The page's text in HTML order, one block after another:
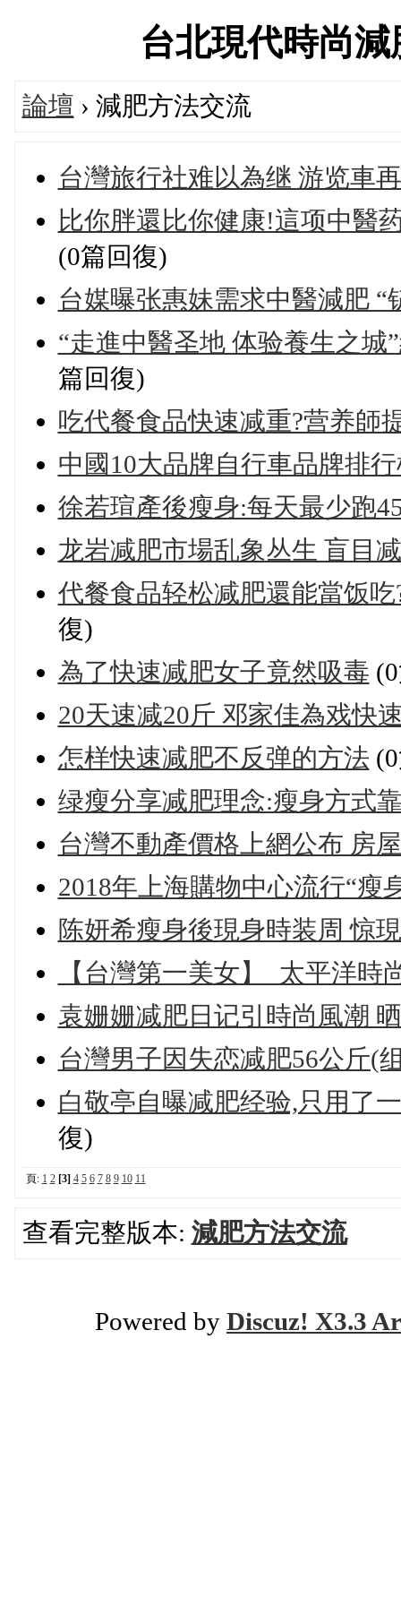
台北現代時尚
論壇 › 減肥方法交流
台灣旅行社难以為继 游览車
比你胖還比你健康!這项中醫
(0篇回復)
台媒曝张惠妹需求中醫減肥 “
“走進中醫圣地 体验養生之
篇回復)
吃代餐食品快速减重?营养師
中國10大品牌自行車品牌排
徐若瑄產後瘦身:每天最少跑
龙岩减肥市場乱象丛生 盲目
代餐食品轻松减肥還能當饭
復)
為了快速减肥女子竟然吸毒
20天速减20斤 邓家佳為戏快
怎样快速减肥不反弹的方法
绿瘦分享减肥理念:瘦身方式
台灣不動產價格上網公布 房
2018年上海購物中心流行“瘦
陈妍希瘦身後現身時装周 惊
【台灣第一美女】_太平洋時
袁姗姗减肥日记引時尚風潮
台灣男子因失恋减肥56公斤(
白敬亭自曝减肥经验,只用了
復)
頁: 1 2 [3] 4 5 6 7 8 9 10 11
查看完整版本: 減肥方法交流
Powered by Discuz! X3.3